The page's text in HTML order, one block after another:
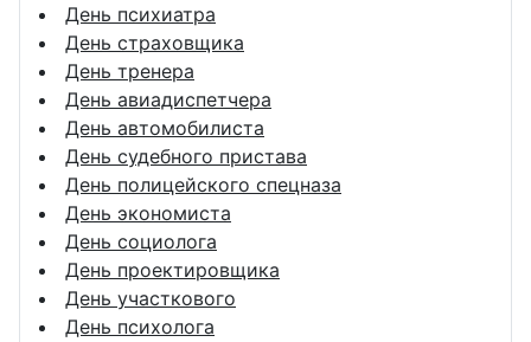
День психиатра
День страховщика
День тренера
День авиадиспетчера
День автомобилиста
День судебного пристава
День полицейского спецназа
День экономиста
День социолога
День проектировщика
День участкового
День психолога